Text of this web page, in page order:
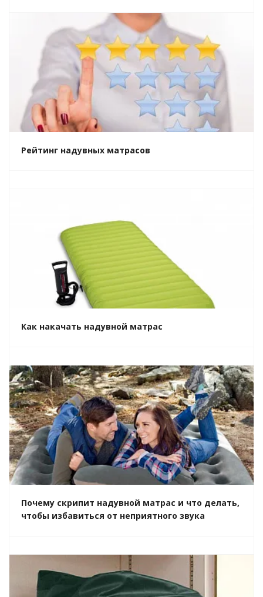
Рейтинг надувных матрасов
Как накачать надувной матрас
Почему скрипит надувной матрас и что делать,
чтобы избавиться от неприятного звука